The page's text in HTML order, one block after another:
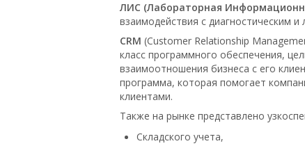
ЛИС (Лабораторная
взаимодействия с диагностическим
CRM (Customer Relationship
класс программного обеспечения,
взаимоотношения бизнеса с его
программа, которая помогает
клиентами.
Также на рынке представлено
Складского учета,